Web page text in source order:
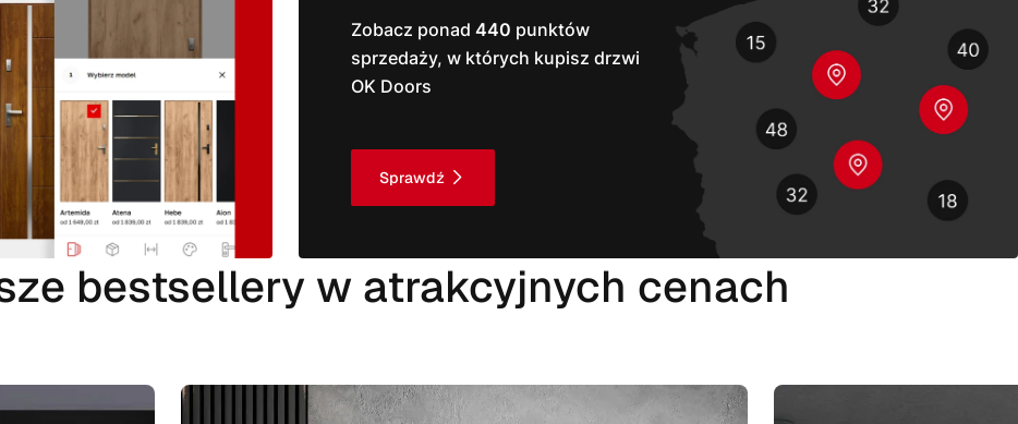
Zobacz ponad 440 punktów
sprzedaży, w których kupisz drzwi
OK Doors
Sprawdź
bestsellery w atrakcyjnych cenach